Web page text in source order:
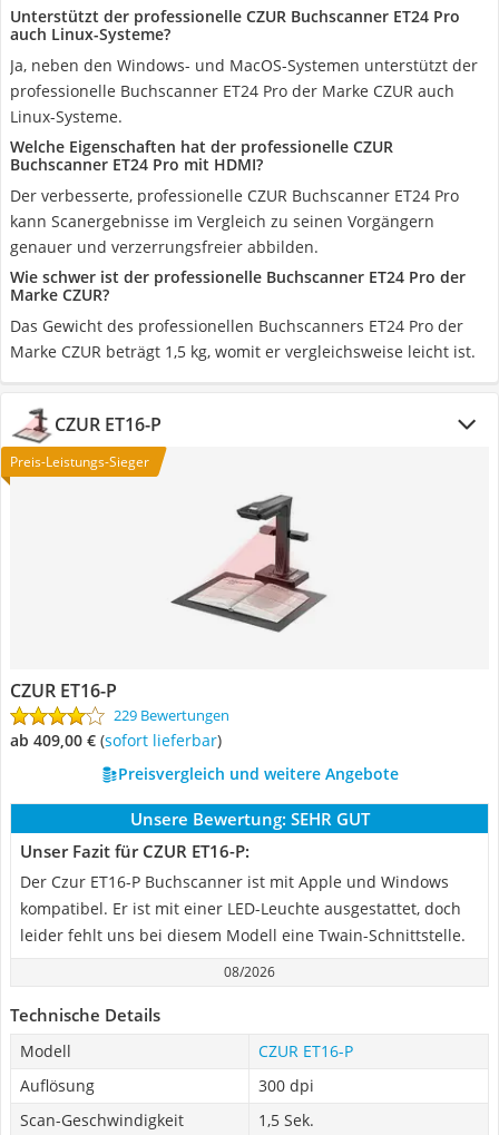
Unterstützt der professionelle CZUR Buchscanner ET24 Pro
auch Linux-Systeme?
Ja, neben den Windows- und MacOS-Systemen unterstützt der
professionelle Buchscanner ET24 Pro der Marke CZUR auch
Linux-Systeme.
Welche Eigenschaften hat der professionelle CZUR
Buchscanner ET24 Pro mit HDMI?
Der verbesserte, professionelle CZUR Buchscanner ET24 Pro
kann Scanergebnisse im Vergleich zu seinen Vorgängern
genauer und verzerrungsfreier abbilden.
Wie schwer ist der professionelle Buchscanner ET24 Pro der
Marke CZUR?
Das Gewicht des professionellen Buchscanners ET24 Pro der
Marke CZUR beträgt 1,5 kg, womit er vergleichsweise leicht ist.
CZUR ET16-P
Preis-Leistungs-Sieger
CZUR ET16-P
229 Bewertungen
ab 409,00 € ( Sofort lieferbar)
Preisvergleich und weitere Angebote
Unsere Bewertung: SEHR GUT
Unser Fazit für CZUR ET16-P:
Der Czur ET16-P Buchscanner ist mit Apple und Windows
kompatibel. Er ist mit einer LED-Leuchte ausgestattet, doch
leider fehlt uns bei diesem Modell eine Twain-Schnittstelle.
08/2026
Technische Details
Modell
CZUR ET16-P
Auflösung
300 dpi
Scan-Geschwindigkeit
1,5 Sek.